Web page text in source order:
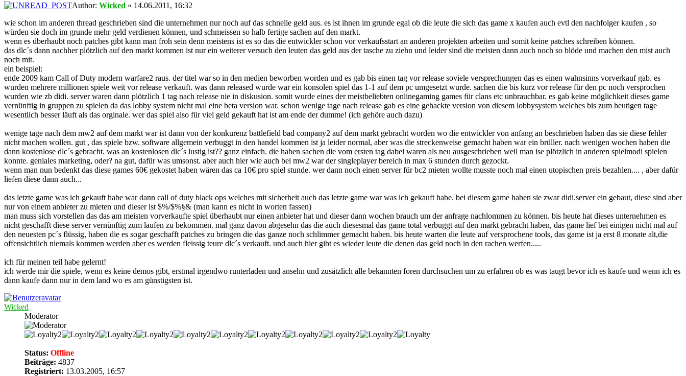
Author: Wicked » 14.06.2011, 16:32
wie schon im anderen thread geschrieben sind die unternehmen nur noch auf das schnelle geld aus. es ist ihnen im grunde egal ob die leute die sich das game x kaufen auch evtl den nachfolger kaufen , so
würden sie doch im grunde mehr geld verdienen können, und schmeissen so halb fertige sachen auf den markt.
wenn es überhaubt noch patches gibt kann man froh sein denn meistens ist es so das die entwickler schon vor verkaufsstart an anderen projekten arbeiten und somit keine patches schreiben können.
das dlc´s dann nachher plötzlich auf den markt kommen ist nur ein weiterer versuch den leuten das geld aus der tasche zu ziehn und leider sind die meisten dann auch noch so blöde und machen den mist auch
noch mit.
ein beispiel:
ende 2009 kam Call of Duty modern warfare2 raus. der titel war so in den medien beworben worden und es gab bis einen tag vor release soviele versprechungen das es einen wahnsinns vorverkauf gab. es
wurden mehrere millionen spiele weit vor release verkauft. was dann released wurde war ein konsolen spiel das 1-1 auf dem pc umgesetzt wurde. sachen die bis kurz vor release für den pc noch versprochen
wurden wie zb didi. server waren dann plötzlich 1 tag nach release nie in diskusion. somit wurde eines der meistbeliebten onlinegaming games für clans etc unbrauchbar. es gab keine möglichkeit dieses game
vernünftig in gruppen zu spielen da das lobby system nicht mal eine beta version war. schon wenige tage nach release gab es eine gehackte version von diesem lobbysystem welches bis zum heutigen tage
wesentlich besser läuft als das orginale. wer das spiel also für viel geld gekauft hat ist am ende der dumme! (ich gehöre auch dazu)
wenige tage nach dem mw2 auf dem markt war ist dann von der konkurenz battlefield bad company2 auf dem markt gebracht worden wo die entwickler von anfang an beschrieben haben das sie diese fehler
nicht machen wollen. gut , das spiele bzw. software allgemein verbuggt in den handel kommen ist ja leider normal, aber was die streckenweise gemacht haben war ein brüller. nach wenigen wochen haben die
dann kostenlose dlc´s gebracht. was an kostenlosen dlc´s lustig ist?? ganz einfach. die haben sachen die vom ersten tag dabei waren als neu ausgeschrieben weil man ise plötzlich in anderen spielmodi spielen
konnte. geniales marketing, oder? na gut, dafür was umsonst. aber auch hier wie auch bei mw2 war der singleplayer bereich in max 6 stunden durch gezockt.
wenn man nun bedenkt das diese games 60€ gekostet haben wären das ca 10€ pro spiel stunde. wer dann noch einen server für bc2 mieten wollte musste noch mal einen utopischen preis bezahlen.... , aber dafür
liefen diese dann auch...
das letzte game was ich gekauft habe war dann call of duty black ops welches mit sicherheit auch das letzte game war was ich gekauft habe. bei diesem game haben sie zwar didi.server ein gebaut, diese sind aber
nur von einem anbieter zu mieten und dieser ist $%/$%§& (man kann es nicht in worten fassen)
man muss sich vorstellen das das am meisten vorverkaufte spiel überhaubt nur einen anbieter hat und dieser dann wochen brauch um der anfrage nachlommen zu können. bis heute hat dieses unternehmen es
nicht geschafft diese server vernünftig zum laufen zu bekommen. mal ganz davon abgesehn das die auch diesesmal das game total verbuggt auf den markt gebracht haben, das game lief bei einigen nicht mal auf
den neuesten pc´s flüssig, haben die es sogar geschafft patches zu bringen die das ganze noch schlimmer gemacht haben. bis heute warten die leute auf versprochene tools, das game ist ja erst 8 monate alt,die
offensichtlich niemals kommen werden aber es werden fleissig teure dlc´s verkauft. und auch hier gibt es wieder leute die denen das geld noch in den rachen werfen.....
ich für meinen teil habe gelernt!
ich werde mir die spiele, wenn es keine demos gibt, erstmal irgendwo runterladen und ansehn und zusätzlich alle bekannten foren durchsuchen um zu erfahren ob es was taugt bevor ich es kaufe und wenn ich es
dann kaufe dann nur in dem land wo es am günstigsten ist.
Wicked
Moderator
Status: Offline
Beiträge: 4837
Registriert: 13.03.2005, 16:57